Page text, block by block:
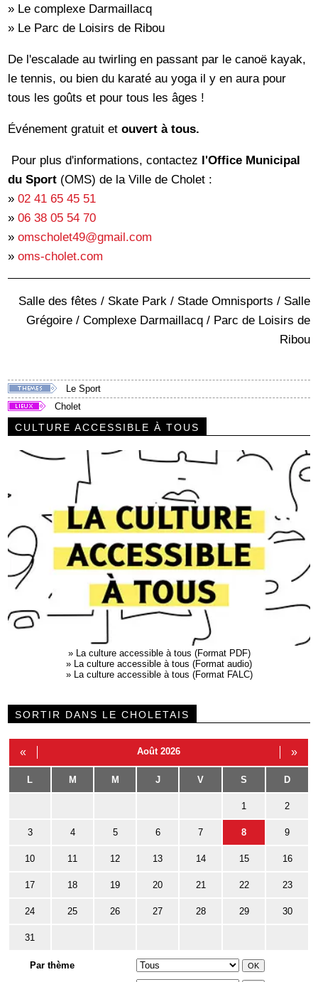
» Le complexe Darmaillacq
» Le Parc de Loisirs de Ribou
De l'escalade au twirling en passant par le canoë kayak,
le tennis, ou bien du karaté au yoga il y en aura pour
tous les goûts et pour tous les âges !
Événement gratuit etouvert à tous.
Pour plus d'informations, contactez l'Office Municipal
du Sport (OMS) de la Ville de Cholet :
»02 41 65 45 51
»06 38 05 54 70
»omscholet49@gmail.com
»oms-cholet.com
Salle des fêtes / Skate Park / Stade Omnisports / Salle
Grégoire / Complexe Darmaillacq / Parc de Loisirs de
Ribou
Le Sport
Cholet
CULTURE ACCESSIBLE À TOUS
» La culture accessible à tous (Format PDF)
» La culture accessible à tous (Format audio)
» La culture accessible à tous (Format FALC)
SORTIR DANS LE CHOLETAIS
« Août 2026 »
L M M J V S D
1 2
3 4 5 6 7 8 9
10 11 12 13 14 15 16
17 18 19 20 21 22 23
24 25 26 27 28 29 30
31
Par thème